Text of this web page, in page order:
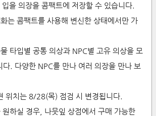
을 의장을 콤팩트에 저장할 수 있습니다.
는 콤팩트를 사용해 변신한 상태에서만 가
타입별 공통 의상과 NPC별 고유 의상을 모
다. 다양한 NPC를 만나 여러 의장을 만나 보
위치는 8/28(목) 점검 시 변경됩니다.
원하실 경우, 나뭇잎 상점에서 구매 가능한